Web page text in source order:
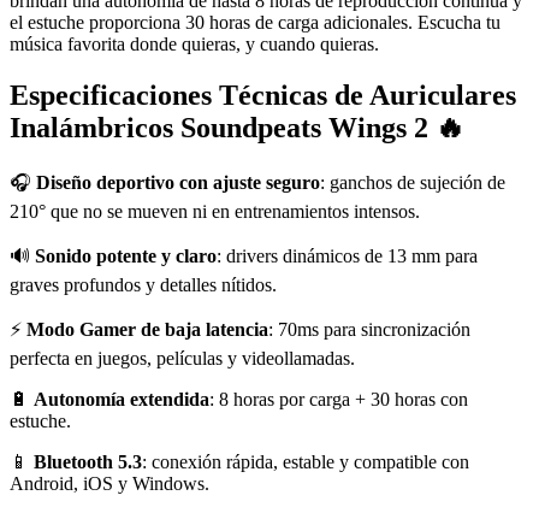
el estuche proporciona 30 horas de carga adicionales. Escucha tu
música favorita donde quieras, y cuando quieras.
Especificaciones Técnicas de Auriculares
Inalámbricos Soundpeats Wings 2 🔥
🎧 Diseño deportivo con ajuste seguro: ganchos de sujeción de
210° que no se mueven ni en entrenamientos intensos.
🔊 Sonido potente y claro: drivers dinámicos de 13 mm para
graves profundos y detalles nítidos.
⚡ Modo Gamer de baja latencia: 70ms para sincronización
perfecta en juegos, películas y videollamadas.
🔋 Autonomía extendida: 8 horas por carga + 30 horas con
estuche.
📱 Bluetooth 5.3: conexión rápida, estable y compatible con
Android, iOS y Windows.